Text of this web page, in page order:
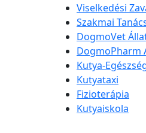
Viselkedési
Szakmai
DogmoVet
DogmoPharm
Kutya-
Kutyataxi
Fizioterápia
Kutyaiskola